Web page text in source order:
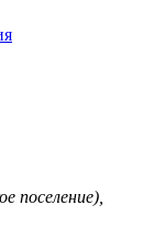
поселение),